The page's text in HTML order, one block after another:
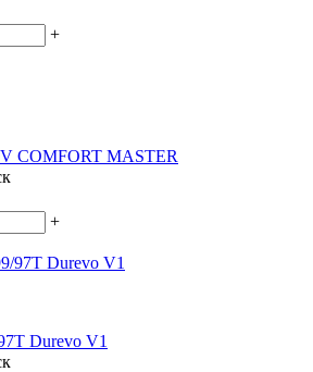
+
COMFORT MASTER
+
Durevo V1